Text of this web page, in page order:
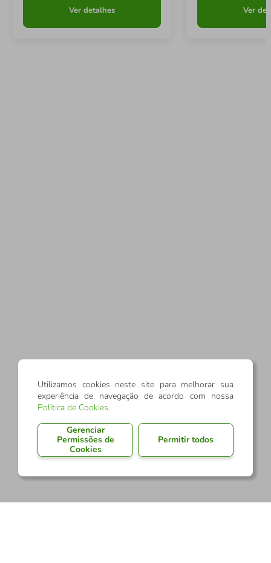
Ver detalhes Ver
Utilizamos cookies neste site para melhorar sua
experiência de navegação de acordo com nossa
Política de Cookies.
Gerenciar
Permissões de
Cookies
Permitir todos